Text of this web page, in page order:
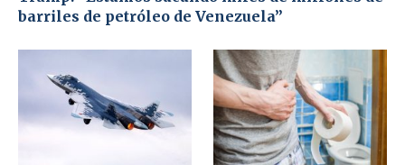
barriles de petróleo de Venezuela”